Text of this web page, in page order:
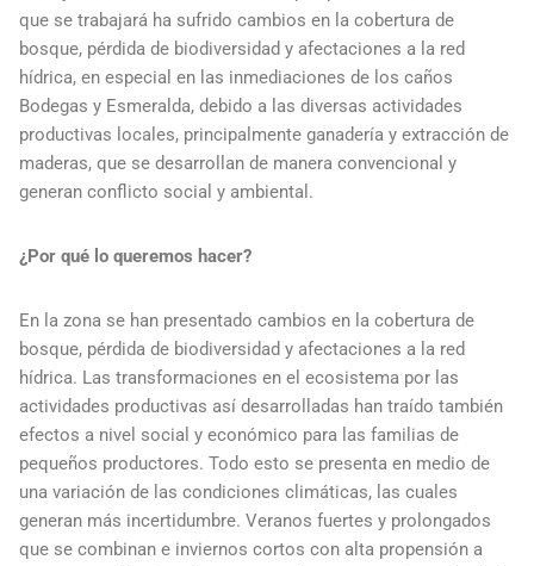
que se trabajará ha sufrido cambios en la cobertura de
bosque, pérdida de biodiversidad y afectaciones a la red
hídrica, en especial en las inmediaciones de los caños
Bodegas y Esmeralda, debido a las diversas actividades
productivas locales, principalmente ganadería y extracción de
maderas, que se desarrollan de manera convencional y
generan conflicto social y ambiental.
¿Por qué lo queremos hacer?
En la zona se han presentado cambios en la cobertura de
bosque, pérdida de biodiversidad y afectaciones a la red
hídrica. Las transformaciones en el ecosistema por las
actividades productivas así desarrolladas han traído también
efectos a nivel social y económico para las familias de
pequeños productores. Todo esto se presenta en medio de
una variación de las condiciones climáticas, las cuales
generan más incertidumbre. Veranos fuertes y prolongados
que se combinan e inviernos cortos con alta propensión a